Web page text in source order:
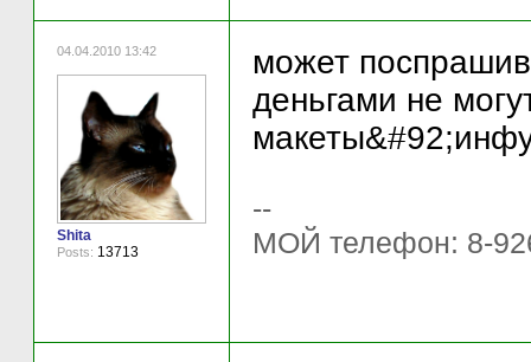
04.04.2010 13:42
Shita
Posts: 13713
может
деньгами не
--
МОЙ телефон: 8-